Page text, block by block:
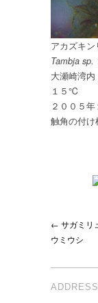
アカズキ
Tambja sp.
大瀬崎湾
１５℃
２００５
触角の付け
← サガミリ
ウミウシ
ADDRESS